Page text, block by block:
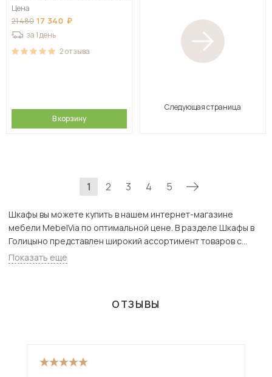
Цена
21 480 17 340
за 1 день
2отзыва
В корзину
Следующая страница
1 2 3 4 5
Шкафы вы можете купить в нашем интернет-магазине
мебели MebelVia по оптимальной цене. В разделе Шкафы в
Голицыно представлен широкий ассортимент товаров с
доставкой в Москве и Подмосковью, включая Голицыно.
Всего товаров в категории «Шкафы» - 8242 шт.
Показать еще
ОТЗЫВЫ